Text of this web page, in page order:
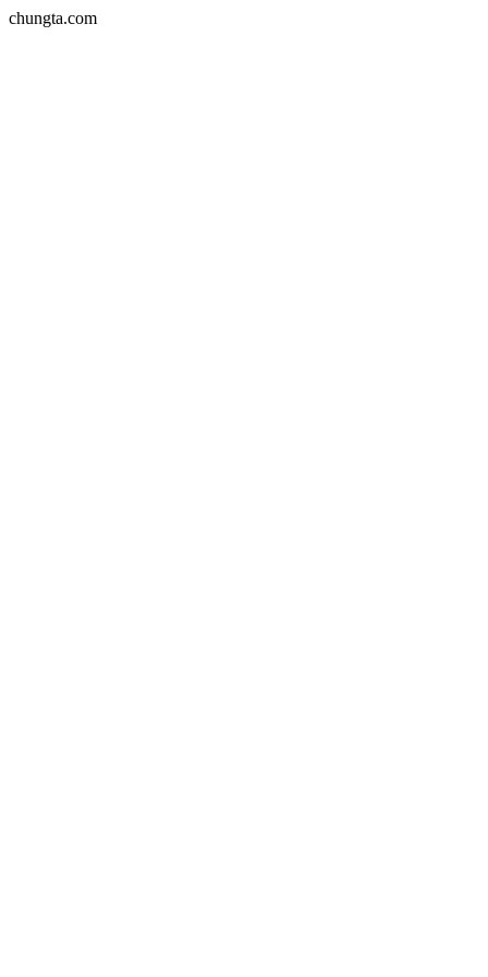
chungta.com